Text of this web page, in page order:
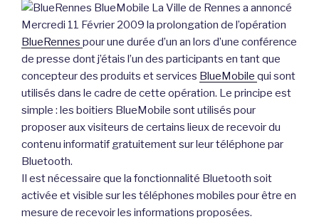
La Ville de Rennes a annoncé
Mercredi 11 Février 2009 la prolongation de l’opération
BlueRennes pour une durée d’un an lors d’une conférence
de presse dont j’étais l’un des participants en tant que
concepteur des produits et services BlueMobile qui sont
utilisés dans le cadre de cette opération. Le principe est
simple : les boitiers BlueMobile sont utilisés pour
proposer aux visiteurs de certains lieux de recevoir du
contenu informatif gratuitement sur leur téléphone par
Bluetooth.
Il est nécessaire que la fonctionnalité Bluetooth soit
activée et visible sur les téléphones mobiles pour être en
mesure de recevoir les informations proposées.